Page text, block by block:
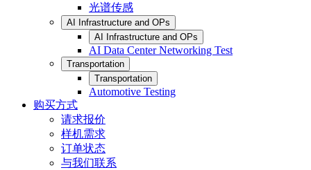
光谱传感
AI Infrastructure and OPs
AI Infrastructure and OPs
AI Data Center Networking Test
Transportation
Transportation
Automotive Testing
购买方式
请求报价
样机需求
订单状态
与我们联系